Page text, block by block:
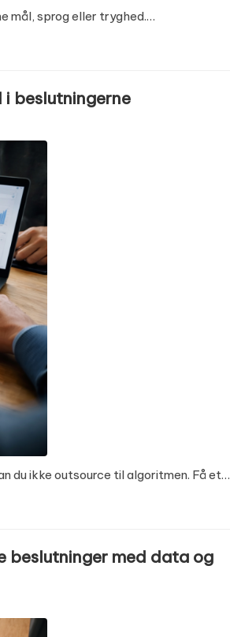
mål, sprog eller tryghed.…
beslutningerne
du ikke outsource til algoritmen. Få et…
beslutninger med data og